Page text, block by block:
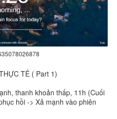
TẾ ( Part 1)
thanh khoản thấp, 11h (Cuối
hồi -> Xả mạnh vào phiên